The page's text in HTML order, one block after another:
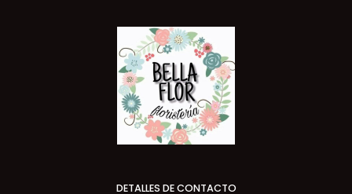
DETALLES DE CONTACTO